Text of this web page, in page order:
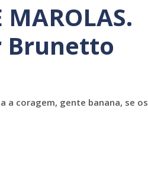
MAROLAS.
Brunetto
a coragem, gente banana, se os